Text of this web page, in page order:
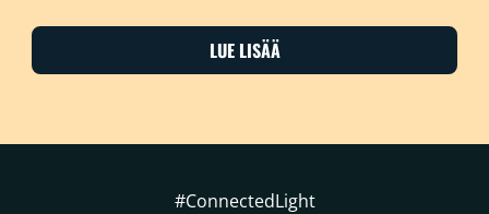
LUE LISÄÄ
#ConnectedLight